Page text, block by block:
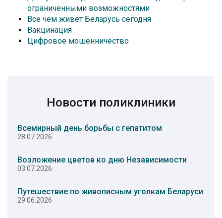
ограниченными возможностями
Все чем живет Беларусь сегодня
Вакцинация
Цифровое мошенничество
Новости поликлиники
Всемирный день борьбы с гепатитом
28.07.2026
Возложение цветов ко дню Независимости
03.07.2026
Путешествие по живописным уголкам Беларуси
29.06.2026